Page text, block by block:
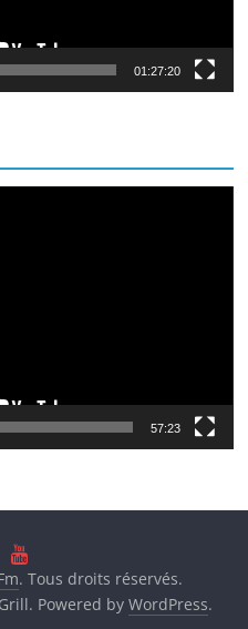
01:27:20
57:23
. Tous droits réservés.
Powered byWordPress.